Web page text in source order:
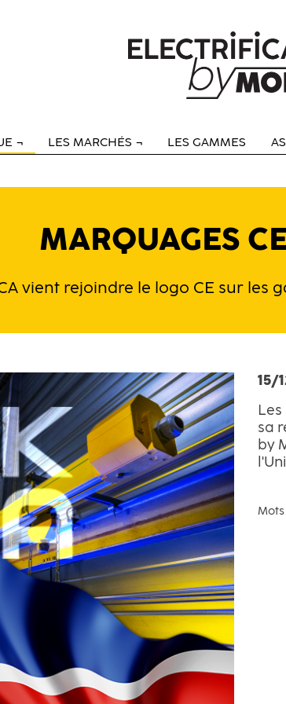
LES MARCHÉS LES GAMMES
MARQUAGES
vient rejoindre le logo CE sur les
15/
sa
by